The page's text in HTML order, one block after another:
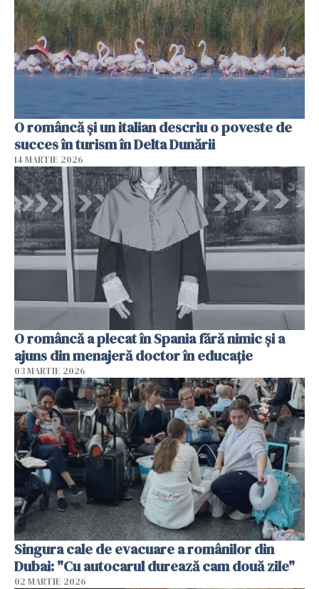
O româncă și un italian descriu o poveste de
succes în turism în Delta Dunării
14 MARTIE 2026
O româncă a plecat în Spania fără nimic și a
ajuns din menajeră doctor în educație
03 MARTIE 2026
Singura cale de evacuare a românilor din
Dubai: "Cu autocarul durează cam două zile"
02 MARTIE 2026